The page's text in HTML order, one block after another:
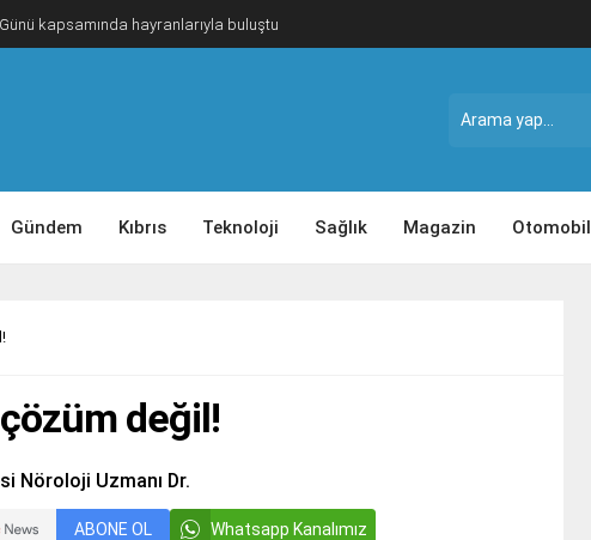
kapsamında hayranlarıyla buluştu
Gündem Kıbrıs Teknoloji Sağlık Magazin Otomobil
değil!
Nöroloji Uzmanı Dr.
ABONE OL Whatsapp Kanalımız